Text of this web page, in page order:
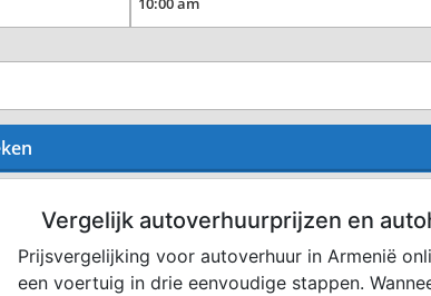
Vergelijk autoverhuurprijzen en
Prijsvergelijking voor autoverhuur in Armenië
een voertuig in drie eenvoudige stappen.